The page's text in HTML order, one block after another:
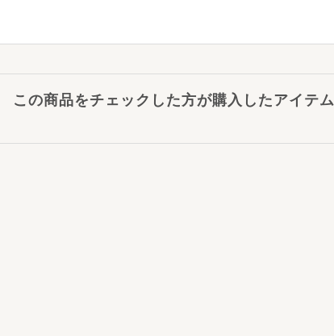
この商品をチェックした方が購入したアイテム